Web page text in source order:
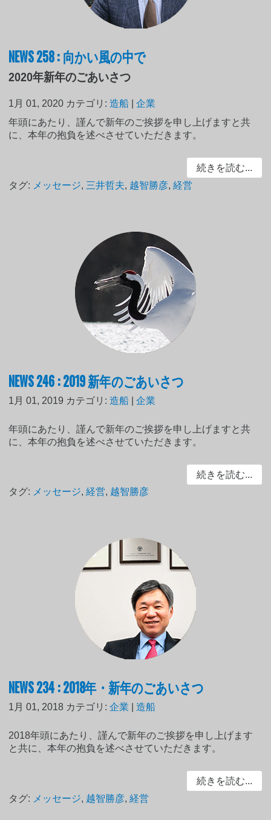
NEWS 258 : 向かい風の中で
2020年新年のごあいさつ
1月 01, 2020 カテゴリ:造船 |企業
年頭にあたり、謹んで新年のご挨拶を申し上げますと共
に、本年の抱負を述べさせていただきます。
続きを読む...
タグ: メッセージ, 三井哲夫, 越智勝彦,経営
NEWS 246 : 2019 新年のごあいさつ
1月 01, 2019 カテゴリ:造船 |企業
年頭にあたり、謹んで新年のご挨拶を申し上げますと共
に、本年の抱負を述べさせていただきます。
続きを読む...
タグ: メッセージ,経営, 越智勝彦
NEWS 234 : 2018年・新年のごあいさつ
1月 01, 2018 カテゴリ:企業 |造船
2018年頭にあたり、謹んで新年のご挨拶を申し上げます
と共に、本年の抱負を述べさせていただきます。
続きを読む...
タグ: メッセージ, 越智勝彦,経営